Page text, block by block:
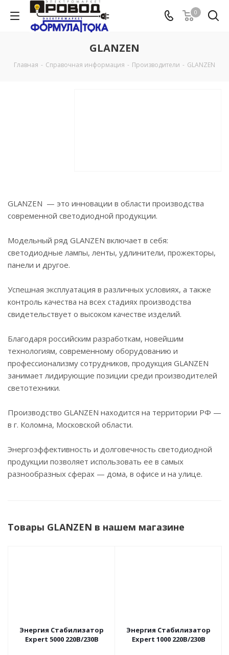
0
GLANZEN
Главная - Справочная информация - Производители - GLANZEN
GLANZEN — это инновации в области производства
современной светодиодной продукции.
Модельный ряд GLANZEN включает в себя:
светодиодные лампы, ленты, удлинители, прожекторы,
панели и другое.
Успешная эксплуатация в различных условиях, а также
контроль качества на всех стадиях производства
свидетельствует о высоком качестве изделий.
Благодаря российским разработкам, новейшим
технологиям, современному оборудованию и
профессионализму сотрудников, продукция GLANZEN
занимает лидирующие позиции среди производителей
светотехники.
Производство GLANZEN находится на территории РФ —
в г. Коломна, Московской области.
Энергоэффективность и долговечность светодиодной
продукции позволяет использовать ее в самых
разнообразных сферах — дома, в офисе и на улице.
Товары GLANZEN в нашем магазине
Энергия Cтабилизатор
Expert 5000 220В/230В
Энергия Cтабилизатор
Expert 1000 220В/230В